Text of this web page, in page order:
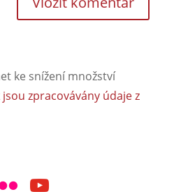
ke snížení množství
zpracovávány údaje z
youtube